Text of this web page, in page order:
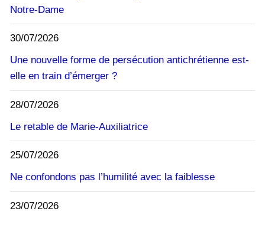
Notre-Dame
30/07/2026
Une nouvelle forme de persécution antichrétienne est-
elle en train d’émerger ?
28/07/2026
Le retable de Marie-Auxiliatrice
25/07/2026
Ne confondons pas l’humilité avec la faiblesse
23/07/2026